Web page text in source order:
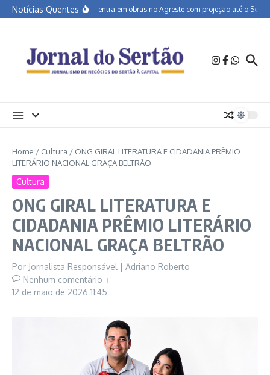
Ir para o conteúdo
Notícias QuentesBR-232 entra em obras no Agreste com projeção até o Sertão
Home / Cultura / ONG GIRAL LITERATURA E CIDADANIA PRÊMIO
LITERÁRIO NACIONAL GRAÇA BELTRÃO
Cultura
ONG GIRAL LITERATURA E
CIDADANIA PRÊMIO LITERÁRIO
NACIONAL GRAÇA BELTRÃO
Por Jornalista Responsável | Adriano Roberto
Nenhum comentário
12 de maio de 2026 11:45